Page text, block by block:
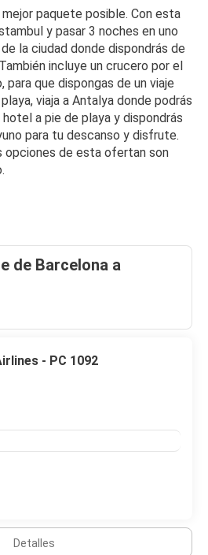
paquete posible. Con esta
y pasar 3 noches en uno
la ciudad donde dispondrás de
incluye un crucero por el
que dispongas de un viaje
viaja a Antalya donde podrás
a pie de playa y dispondrás
para tu descanso y disfrute.
opciones de esta ofertan son
de Barcelona a
- PC 1092
Detalles